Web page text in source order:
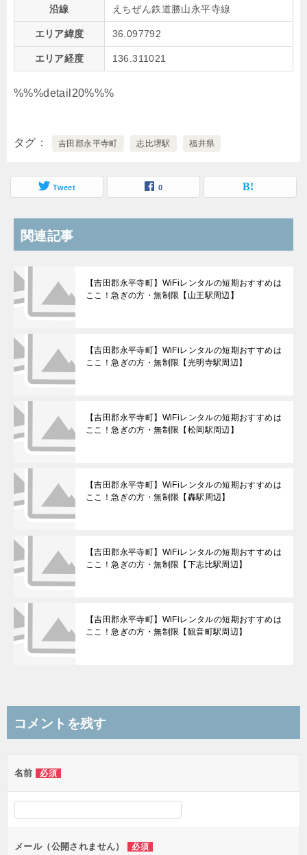
沿線 えちぜん鉄道勝山永平寺線
エリア緯度 36.097792
エリア経度 136.311021
%%%detail20%%%
タグ 吉田郡永平寺町 志比堺駅 福井県
Tweet 0
関連記事
【吉田郡永平寺町】WiFiレンタルの短期おすすめは
ここ！急ぎの方・無制限【山王駅周辺】
【吉田郡永平寺町】WiFiレンタルの短期おすすめは
ここ！急ぎの方・無制限【光明寺駅周辺】
【吉田郡永平寺町】WiFiレンタルの短期おすすめは
ここ！急ぎの方・無制限【松岡駅周辺】
【吉田郡永平寺町】WiFiレンタルの短期おすすめは
ここ！急ぎの方・無制限【轟駅周辺】
【吉田郡永平寺町】WiFiレンタルの短期おすすめは
ここ！急ぎの方・無制限【下志比駅周辺】
【吉田郡永平寺町】WiFiレンタルの短期おすすめは
ここ！急ぎの方・無制限【観音町駅周辺】
コメントを残す
名前 必須
メール（公開されません） 必須